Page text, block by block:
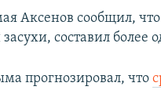
Аксенов сообщил,
составил более
прогнозировал, что